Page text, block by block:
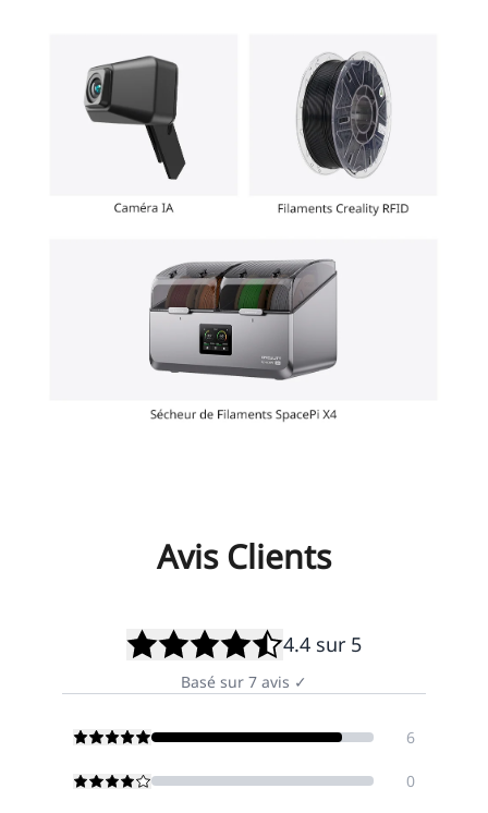
Avis Clients
4.4 sur 5
Basé sur 7 avis ✓
6
0